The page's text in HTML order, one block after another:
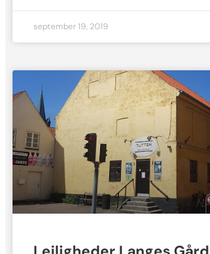
september 19, 2019